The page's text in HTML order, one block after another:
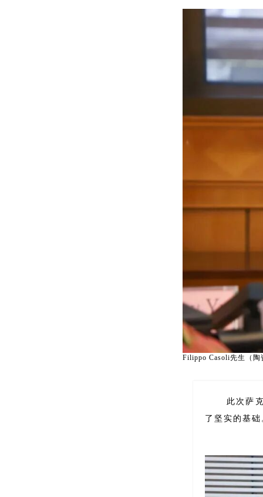
Filippo Casoli先生（陶
此次萨
了坚实的基